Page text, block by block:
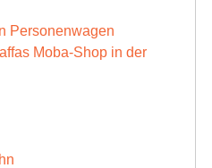
Personenwagen
Moba-Shop in der